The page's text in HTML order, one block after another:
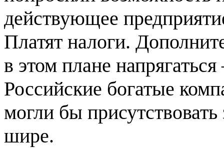
действующее
Платят налоги.
в этом плане
Российские богатые
могли бы
шире.